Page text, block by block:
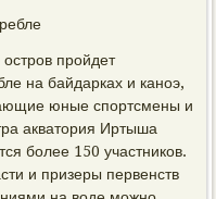
пройдет
на байдарках и каноэ,
юные спортсмены и
акватория Иртыша
более 150 участников.
и призеры первенств